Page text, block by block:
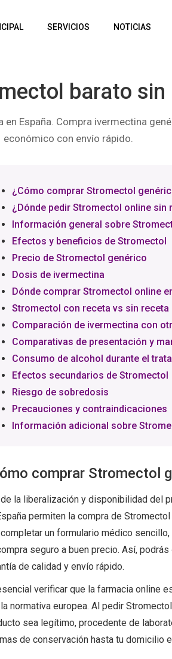
SERVICIOS NOTICIAS
barato sin
España. Compra ivermectina
económico con envío rápido.
¿Cómo comprar Stromectol
¿Dónde pedir Stromectol online sin
Información general sobre
Efectos y beneficios de Stromectol
Precio de Stromectol genérico
Dosis de ivermectina
Dónde comprar Stromectol online
Stromectol con receta vs sin receta
Comparación de ivermectina con
Comparativas de presentación y
Consumo de alcohol durante el
Efectos secundarios de Stromectol
Riesgo de sobredosis
Precauciones y contraindicaciones
Información adicional sobre
comprar Stromectol
la liberalización y disponibilidad del
permiten la compra de
un formulario médico
seguro a buen precio. Así,
de calidad y envío rápido.
verificar que la farmacia online
normativa europea. Al pedir
sea legítimo, procedente de
de conservación hasta tu domicilio